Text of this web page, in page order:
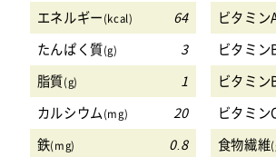
エネルギー(kcal) 64 ビタミン
たんぱく質(g) 3 ビタミン
脂質(g) 1 ビタミン
カルシウム(mg) 20 ビタミン
鉄(mg) 0.8 食物繊維